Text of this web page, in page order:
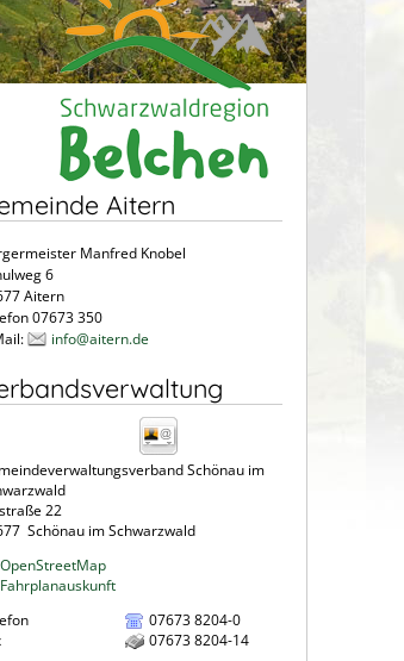
Aitern
Manfred Knobel
6
Aitern
07673 350
info@aitern.de
Schönau im
22
Schönau im Schwarzwald
OpenStreetMap
Fahrplanauskunft
07673 8204-0
07673 8204-14